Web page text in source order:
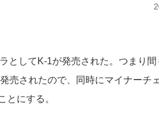
としてK-1が発売された。つまり間
売されたので、同時にマイナーチ
にする。